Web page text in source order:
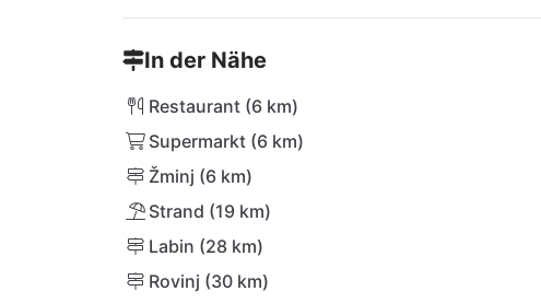
In der Nähe
Restaurant (6 km)
Supermarkt (6 km)
Žminj (6 km)
Strand (19 km)
Labin (28 km)
Rovinj (30 km)